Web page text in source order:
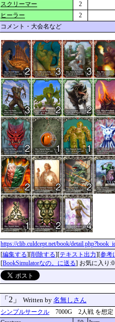
スクリーマー
2
ヒーラー
2
コメント・大会名など
https://clib.culdcept.net/book/
[編集する][削除する][テキスト出力][参考
[BookSimulatorなの。に送る] お気に入り:0
「2」 Written by 名無しさん
シンプルサークル 7000G 2人戦 を想定